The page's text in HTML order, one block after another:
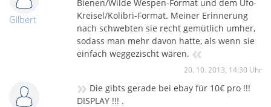
Gilbert
Bienen/Wilde Wespen-Format und dem Ufo-
Kreisel/Kolibri-Format. Meiner Erinnerung
nach schwebten sie recht gemütlich umher,
sodass man mehr davon hatte, als wenn sie
einfach weggezischt wären. «
20. 10. 2013, 14:30 Uhr
» Die gibts gerade bei ebay für 10€ pro !!!
DISPLAY !!! .